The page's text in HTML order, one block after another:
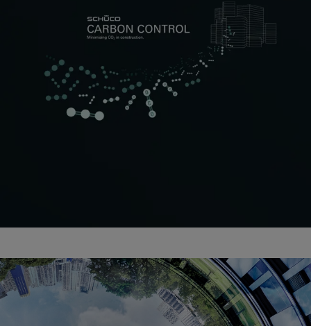
Ogranicz emisje i podnieś
wartość swojej nieruchomości